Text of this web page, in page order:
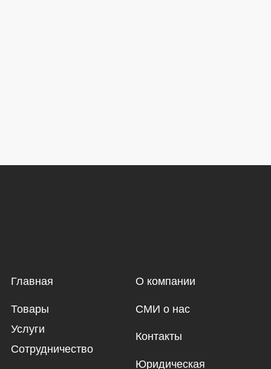
Главная
Товары
Услуги
Сотрудничество
О компании
СМИ о нас
Контакты
Юридическая